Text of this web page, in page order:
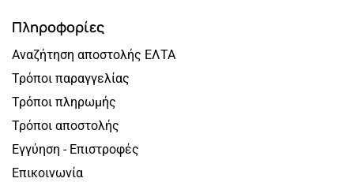
Πληροφορίες
Αναζήτηση αποστολής ΕΛΤΑ
Τρόποι παραγγελίας
Τρόποι πληρωμής
Τρόποι αποστολής
Εγγύηση - Επιστροφές
Επικοινωνία